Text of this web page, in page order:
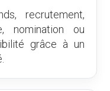
recrutement,
nomination ou
grâce à un